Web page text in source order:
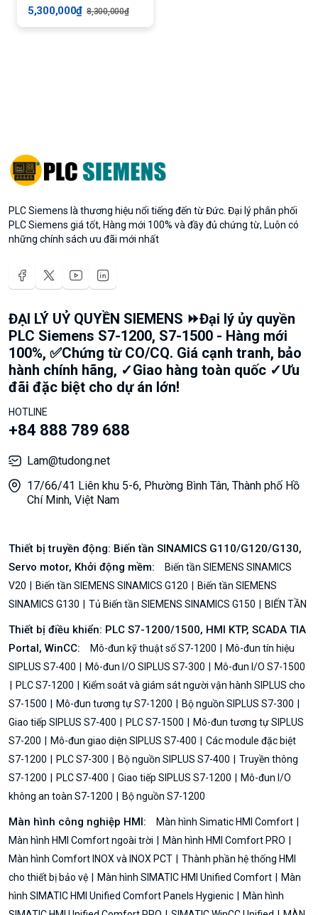
5,300,000₫ 8,300,000₫
PLC Siemens là thương hiệu nổi tiếng đến từ Đức. Đại lý phân phối
PLC Siemens giá tốt, Hàng mới 100% và đầy đủ chứng từ, Luôn có
những chính sách ưu đãi mới nhất
ĐẠI LÝ UỶ QUYỀN SIEMENS ⏩Đại lý ủy quyền
PLC Siemens S7-1200, S7-1500 - Hàng mới
100%, ✅Chứng từ CO/CQ. Giá cạnh tranh, bảo
hành chính hãng, ✓Giao hàng toàn quốc ✓Ưu
đãi đặc biệt cho dự án lớn!
HOTLINE
+84 888 789 688
Lam@tudong.net
17/66/41 Liên khu 5-6, Phường Bình Tân, Thành phố Hồ
Chí Minh, Việt Nam
Thiết bị truyền động: Biến tần SINAMICS G110/G120/G130,
Servo motor, Khởi động mềm:
Biến tần SIEMENS SINAMICS
V20
Biến tần SIEMENS SINAMICS G120
Biến tần SIEMENS
SINAMICS G130
Tủ Biến tần SIEMENS SINAMICS G150 BIẾN TẦN
Thiết bị điều khiển: PLC S7-1200/1500, HMI KTP, SCADA TIA
Portal, WinCC:
Mô-đun kỹ thuật số S7-1200
Mô-đun tín hiệu
SIPLUS S7-400
Mô-đun I/O SIPLUS S7-300
Mô-đun I/O S7-1500
PLC S7-1200
Kiểm soát và giám sát người vận hành SIPLUS cho
S7-1500
Mô-đun tương tự S7-1200
Bộ nguồn SIPLUS S7-300
Giao tiếp SIPLUS S7-400
PLC S7-1500
Mô-đun tương tự SIPLUS
S7-200
Mô-đun giao diện SIPLUS S7-400
Các module đặc biệt
S7-1200
PLC S7-300 Bộ nguồn SIPLUS S7-400
Truyền thông
S7-1200
PLC S7-400 Giao tiếp SIPLUS S7-1200
Mô-đun I/O
không an toàn S7-1200
Bộ nguồn S7-1200
Màn hình công nghiệp HMI:
Màn hình Simatic HMI Comfort
Màn hình HMI Comfort ngoài trời
Màn hình HMI Comfort PRO
Màn hình Comfort INOX và INOX PCT
Thành phần hệ thống HMI
cho thiết bị bảo vệ
Màn hình SIMATIC HMI Unified Comfort
Màn
hình SIMATIC HMI Unified Comfort Panels Hygienic
Màn hình